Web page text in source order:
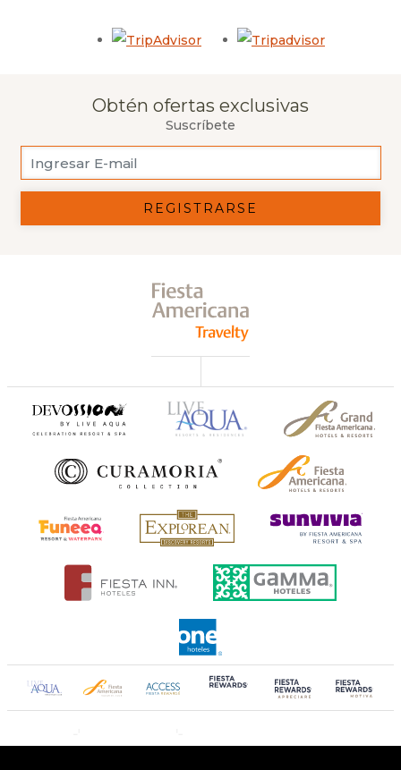
Opens in a new tab.
Obtén ofertas exclusivas
Suscríbete
REGISTRARSE